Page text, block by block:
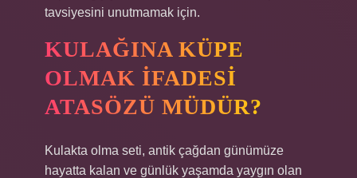
tavsiyesini unutmamak için.
KULAĞINA KÜPE
OLMAK IFADESI
ATASÖZÜ MÜDÜR?
Kulakta olma seti, antik çağdan günümüze
hayatta kalan ve günlük yaşamda yaygın olan